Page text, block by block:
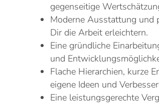
gegenseitige
Moderne Ausstattung und
Dir die Arbeit erleichtern.
Eine gründliche
und
Flache Hierarchien, kurze
eigene Ideen und
Eine leistungsgerechte